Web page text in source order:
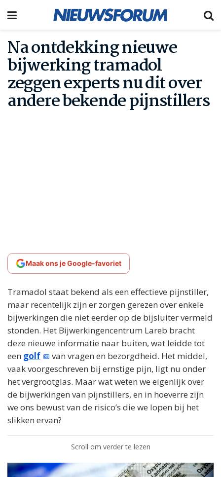
Na ontdekking nieuwe
bijwerking tramadol
zeggen experts nu dit over
andere bekende pijnstillers
Maak ons je Google-favoriet
Tramadol staat bekend als een effectieve pijnstiller,
maar recentelijk zijn er zorgen gerezen over enkele
bijwerkingen die niet eerder op de bijsluiter vermeld
stonden. Het Bijwerkingencentrum Lareb bracht
deze nieuwe informatie naar buiten, wat leidde tot
een golf
van vragen en bezorgdheid. Het middel,
vaak voorgeschreven bij ernstige pijn, ligt nu onder
het vergrootglas. Maar wat weten we eigenlijk over
de bijwerkingen van pijnstillers, en in hoeverre zijn
we ons bewust van de risico’s die we lopen bij het
slikken ervan?
Scroll om verder te lezen